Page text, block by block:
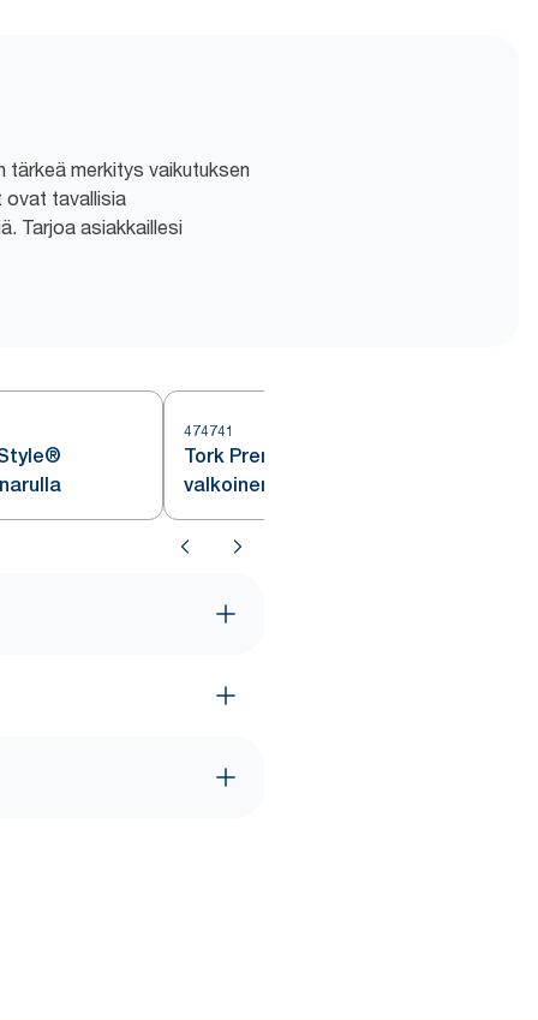
tärkeä merkitys vaikutuksen
ovat tavallisia
Tarjoa asiakkaillesi
474741
Tork Premium LinStyle®
valkoinen kateliina